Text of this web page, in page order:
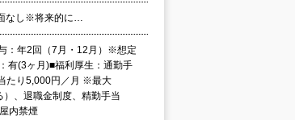
なし※将来的に…
：年2回（7月・12月）※想定
(3ヶ月)■福利厚生：通勤手
たり5,000円／月 ※最大
、退職金制度、精勤手当
内禁煙